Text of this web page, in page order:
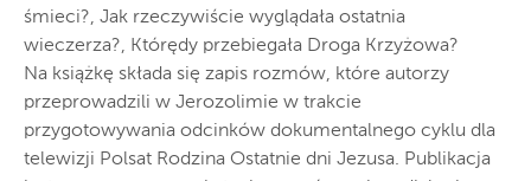
śmieci?, Jak rzeczywiście wyglądała ostatnia
wieczerza?, Którędy przebiegała Droga Krzyżowa?
Na książkę składa się zapis rozmów, które autorzy
przeprowadzili w Jerozolimie w trakcie
przygotowywania odcinków dokumentalnego cyklu dla
telewizji Polsat Rodzina Ostatnie dni Jezusa. Publikacja